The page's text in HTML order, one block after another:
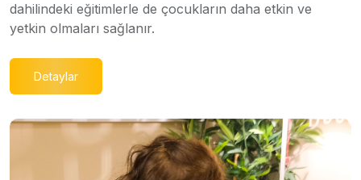
dahilindeki eğitimlerle de çocukların daha etkin ve
yetkin olmaları sağlanır.
Detaylar